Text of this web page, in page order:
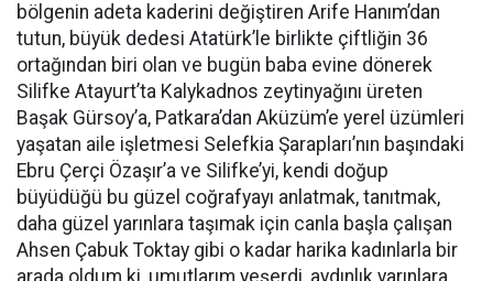
bölgenin adeta kaderini değiştiren Arife Hanım’dan
tutun, büyük dedesi Atatürk’le birlikte çiftliğin 36
ortağından biri olan ve bugün baba evine dönerek
Silifke Atayurt’ta Kalykadnos zeytinyağını üreten
Başak Gürsoy’a, Patkara’dan Aküzüm’e yerel üzümleri
yaşatan aile işletmesi Selefkia Şarapları’nın başındaki
Ebru Çerçi Özaşır’a ve Silifke’yi, kendi doğup
büyüdüğü bu güzel coğrafyayı anlatmak, tanıtmak,
daha güzel yarınlara taşımak için canla başla çalışan
Ahsen Çabuk Toktay gibi o kadar harika kadınlarla bir